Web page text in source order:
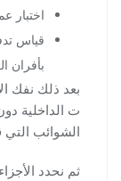
اختبار
قياس
بأفران
بعد ذلك نفك
ت الداخلية
الشوائب
ثم نحدد